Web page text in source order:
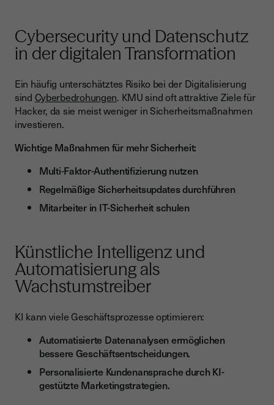
Cybersecurity und Datenschutz
in der digitalen Transformation
Ein häufig unterschätztes Risiko bei der Digitalisierung
sind Cyberbedrohungen. KMU sind oft attraktive Ziele für
Hacker, da sie meist weniger in Sicherheitsmaßnahmen
investieren.
Wichtige Maßnahmen für mehr Sicherheit:
Multi-Faktor-Authentifizierung nutzen
Regelmäßige Sicherheitsupdates durchführen
Mitarbeiter in IT-Sicherheit schulen
Künstliche Intelligenz und
Automatisierung als
Wachstumstreiber
KI kann viele Geschäftsprozesse optimieren:
Automatisierte Datenanalysen ermöglichen
bessere Geschäftsentscheidungen.
Personalisierte Kundenansprache durch KI-
gestützte Marketingstrategien.